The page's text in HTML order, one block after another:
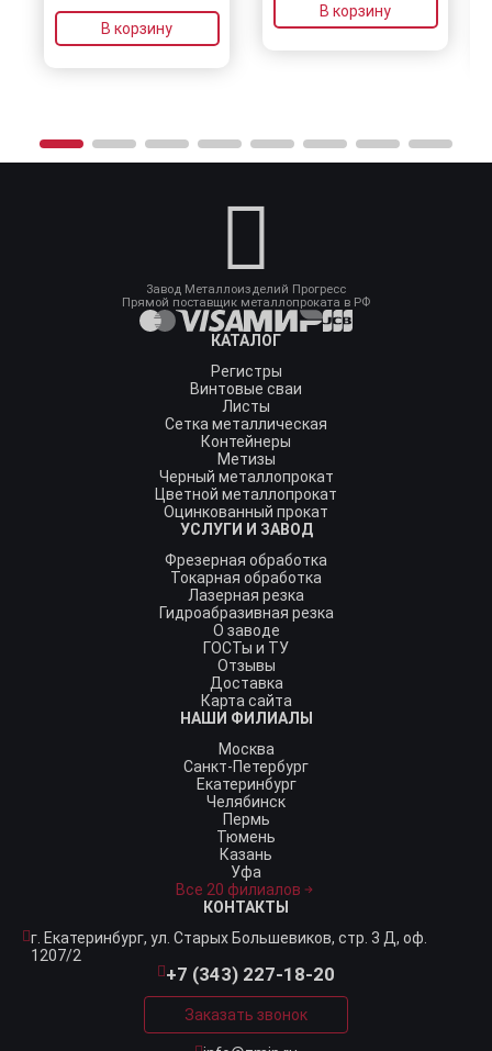
В корзину
В корзину
Завод Металлоизделий Прогресс
Прямой поставщик металлопроката в РФ
КАТАЛОГ
Регистры
Винтовые сваи
Листы
Сетка металлическая
Контейнеры
Метизы
Черный металлопрокат
Цветной металлопрокат
Оцинкованный прокат
УСЛУГИ И ЗАВОД
Фрезерная обработка
Токарная обработка
Лазерная резка
Гидроабразивная резка
О заводе
ГОСТы и ТУ
Отзывы
Доставка
Карта сайта
НАШИ ФИЛИАЛЫ
Москва
Санкт-Петербург
Екатеринбург
Челябинск
Пермь
Тюмень
Казань
Уфа
Все 20 филиалов
КОНТАКТЫ
г. Екатеринбург, ул. Старых Большевиков, стр. 3 Д, оф.
1207/2
+7 (343) 227-18-20
Заказать звонок